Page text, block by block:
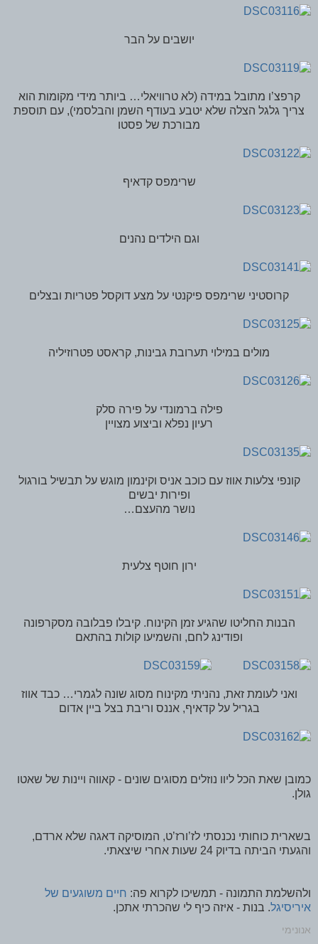
יושבים על הבר
קרפצ’ו מתובל במידה (לא טרוויאלי… ביותר מידי מקומות הוא
צריך גלגל הצלה שלא יטבע בעודף השמן והבלסמי), עם תוספת
מבורכת של פסטו
שרימפס קדאיף
וגם הילדים נהנים
קרוסטיני שרימפס פיקנטי על מצע דוקסל פטריות ובצלים
מולים במילוי תערובת גבינות, קראסט פטרוזיליה
פילה ברמונדי על פירה סלק
רעיון נפלא וביצוע מצויין
קונפי צלעות אווז עם כוכב אניס וקינמון מוגש על תבשיל בורגול
ופירות יבשים
נושר מהעצם…
ירון חוטף צלעית
הבנות החליטו שהגיע זמן הקינוח. קיבלו פבלובה מסקרפונה
ופודינג לחם, והשמיעו קולות בהתאם
ואני לעומת זאת, נהניתי מקינוח מסוג שונה לגמרי… כבד אווז
בגריל על קדאיף, אננס וריבת בצל ביין אדום
כמובן שאת הכל ליוו נוזלים מסוגים שונים - קאווה ויינות של שאטו
גולן.
בשארית כוחותי נכנסתי לז’ורז’ט, המוסיקה דאגה שלא ארדם,
והגעתי הביתה בדיוק 24 שעות אחרי שיצאתי.
ולהשלמת התמונה - תמשיכו לקרוא פה: חיים משוגעים של
איריסיגל. בנות - איזה כיף לי שהכרתי אתכן.
אנונימי